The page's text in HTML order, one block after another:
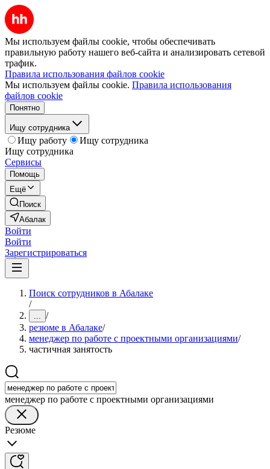
Мы используем файлы cookie, чтобы обеспечивать
правильную работу нашего веб-сайта и анализировать сетевой
трафик.
Правила использования файлов cookie
Мы используем файлы cookie. Правила использования
файлов cookie
Понятно
Ищу сотрудника
Ищу работу
Ищу сотрудника
Ищу сотрудника
Сервисы
Помощь
Ещё
Поиск
Абалак
Войти
Войти
Зарегистрироваться
Поиск сотрудников в Абалаке
/
... /
резюме в Абалаке/
менеджер по работе с проектными организациями/
частичная занятость
менеджер по работе с проектными организациями
Резюме